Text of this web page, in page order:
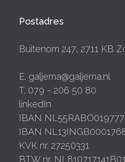
Postadres
Buitenom 247, 2711 KB
E. galjema@galjema.nl
T. 079 - 206 50 80
linkedIn
IBAN
IBAN
KVK nr. 27250331
BTW nr. NL810717141B01